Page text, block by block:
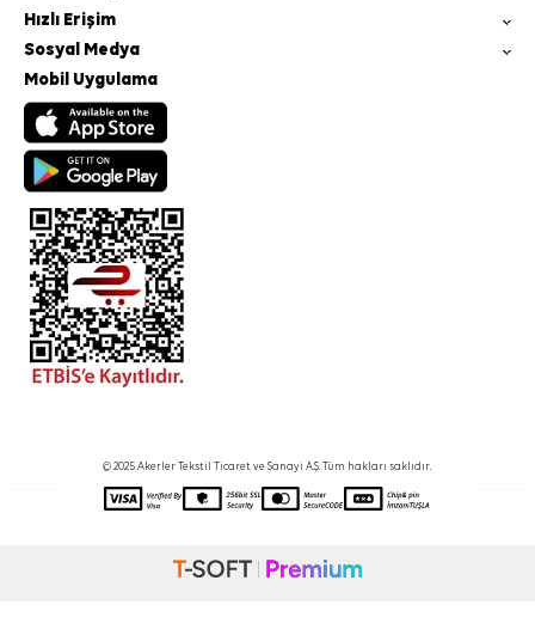
Hızlı Erişim
Sosyal Medya
Mobil Uygulama
© 2025 Akerler Tekstil Ticaret ve Sanayi A.Ş. Tüm hakları saklıdır.